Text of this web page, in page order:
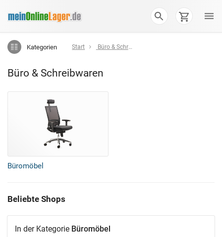
Kategorien Start Büro & Schreibwaren
Büro & Schreibwaren
Büromöbel
Beliebte Shops
In der Kategorie Büromöbel